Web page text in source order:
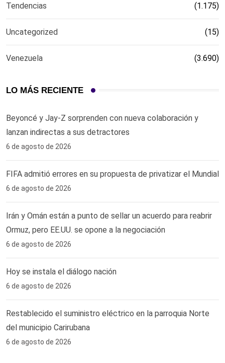
Tendencias (1.175)
Uncategorized (15)
Venezuela (3.690)
LO MÁS RECIENTE
Beyoncé y Jay-Z sorprenden con nueva colaboración y
lanzan indirectas a sus detractores
6 de agosto de 2026
FIFA admitió errores en su propuesta de privatizar el Mundial
6 de agosto de 2026
Irán y Omán están a punto de sellar un acuerdo para reabrir
Ormuz, pero EE.UU. se opone a la negociación
6 de agosto de 2026
Hoy se instala el diálogo nación
6 de agosto de 2026
Restablecido el suministro eléctrico en la parroquia Norte
del municipio Carirubana
6 de agosto de 2026